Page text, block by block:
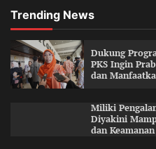
Trending News
Dukung
PKS Ingin
dan
Miliki
Diyakini
dan